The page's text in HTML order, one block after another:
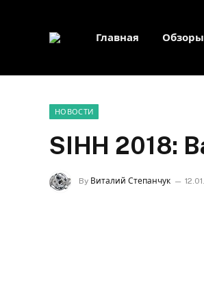
Главная
НОВОСТИ
SIHH 2018:
By Виталий Степанчук